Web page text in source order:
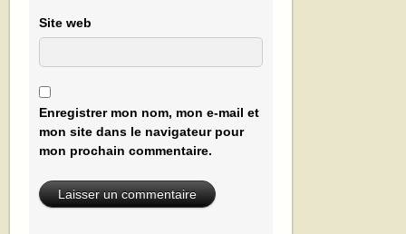
Site web
Enregistrer mon nom, mon e-mail et
mon site dans le navigateur pour
mon prochain commentaire.